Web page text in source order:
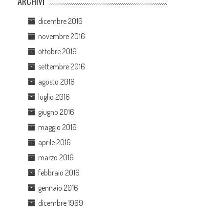
dicembre 2016
novembre 2016
ottobre 2016
settembre 2016
agosto 2016
luglio 2016
giugno 2016
maggio 2016
aprile 2016
marzo 2016
febbraio 2016
gennaio 2016
dicembre 1969